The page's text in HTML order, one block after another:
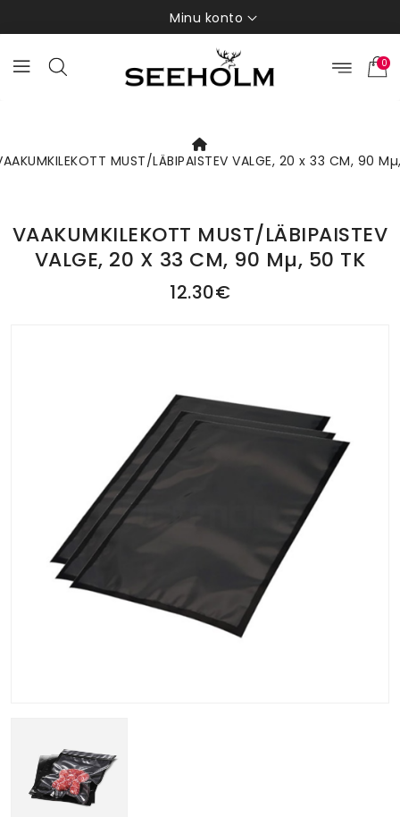
Minu konto
0
MUST/LÄBIPAISTEV VALGE, 20 x 33 CM, 90
VAAKUMKILEKOTT MUST/LÄBIPAISTEV
VALGE, 20 X 33 CM, 90 Mµ, 50 TK
12.30€